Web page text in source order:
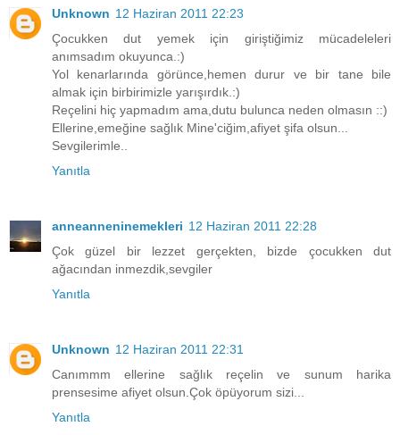
Unknown 12 Haziran 2011 22:23
Çocukken dut yemek için giriştiğimiz mücadeleleri
anımsadım okuyunca.:)
Yol kenarlarında görünce,hemen durur ve bir tane bile
almak için birbirimizle yarışırdık.:)
Reçelini hiç yapmadım ama,dutu bulunca neden olmasın ::)
Ellerine,emeğine sağlık Mine'ciğim,afiyet şifa olsun...
Sevgilerimle..
Yanıtla
anneanneninemekleri 12 Haziran 2011 22:28
Çok güzel bir lezzet gerçekten, bizde çocukken dut
ağacından inmezdik,sevgiler
Yanıtla
Unknown 12 Haziran 2011 22:31
Canımmm ellerine sağlık reçelin ve sunum harika
prensesime afiyet olsun.Çok öpüyorum sizi...
Yanıtla